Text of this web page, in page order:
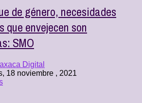
de género, necesidades
que envejecen son
SMO
Digital
18 noviembre , 2021